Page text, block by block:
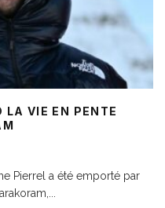
LA VIE EN PENTE
Pierrel a été emporté par
...